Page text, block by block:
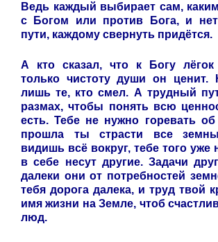
Ведь каждый выбирает сам,
с Богом или против Бога, и нет
пути, каждому свернуть придётся.
А кто сказал, что к Богу
только чистоту души он ценит.
лишь те, кто смел. А трудный
размах, чтобы понять всю
есть. Тебе не нужно горевать
прошла ты страсти все
видишь всё вокруг, тебе того уже
в себе несут другие. Задачи
далеки они от потребностей
тебя дорога далека, и труд твой
имя жизни на Земле, чтоб
люд.